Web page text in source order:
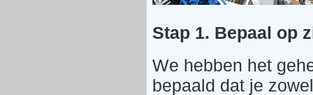
Stap 1. Bepaal op
We hebben het
bepaald dat je